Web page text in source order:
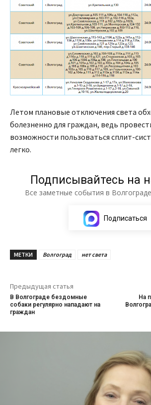
Летом плановые отключения света
болезненно для граждан, ведь
возможности пользоваться сплит-
легко.
Подписывайтесь на
Все заметные события в
Подписаться
МЕТКИ Волгоград нет света
Предыдущая статья
В Волгограде бездомные
собаки регулярно нападают на
граждан
На